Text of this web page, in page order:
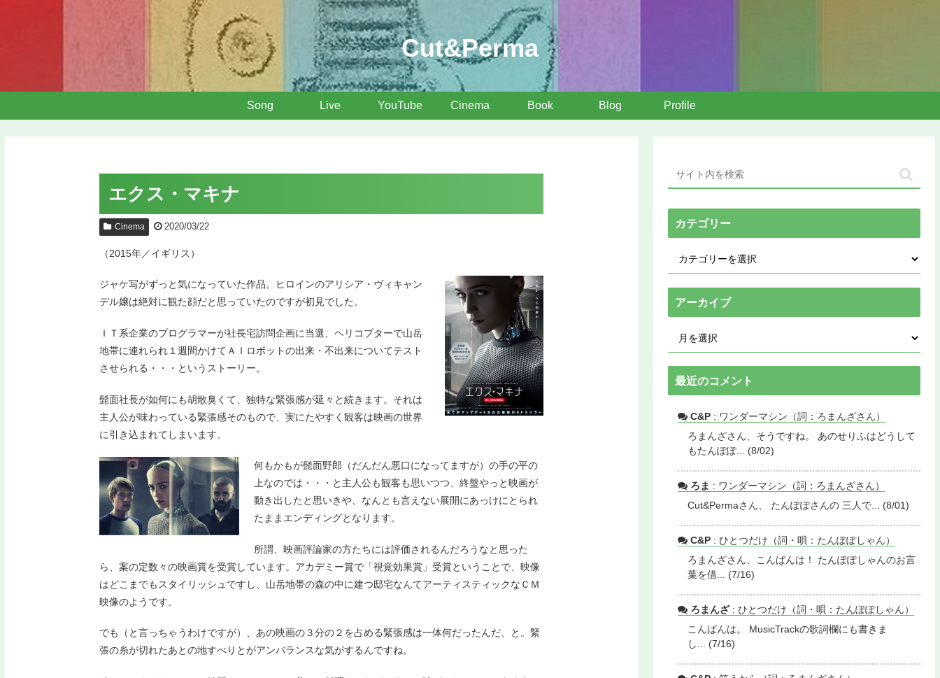
Cut&Perma
Song Live YouTube Cinema Book Blog Profile
エクス・マキナ
Cinema 2020/03/22
（2015年／イギリス）
ジャケ写がずっと気になっていた作品。ヒロインのアリシア・ヴィキャン
デル嬢は絶対に観た顔だと思っていたのですが初見でした。
ＩＴ系企業のプログラマーが社長宅訪問企画に当選、ヘリコプターで山岳
地帯に連れられ１週間かけてＡＩロボットの出来・不出来についてテスト
させられる・・・というストーリー。
髭面社長が如何にも胡散臭くて、独特な緊張感が延々と続きます。それは
主人公が味わっている緊張感そのもので、実にたやすく観客は映画の世界
に引き込まれてしまいます。
何もかもが髭面野郎（だんだん悪口になってますが）の手の平の
上なのでは・・・と主人公も観客も思いつつ、終盤やっと映画が
動き出したと思いきや、なんとも言えない展開にあっけにとられ
たままエンディングとなります。
所謂、映画評論家の方たちには評価されるんだろうなと思った
ら、案の定数々の映画賞を受賞しています。アカデミー賞で「視覚効果賞」受賞ということで、映像
はどこまでもスタイリッシュですし、山岳地帯の森の中に建つ邸宅なんてアーティスティックなＣＭ
映像のようです。
でも（と言っちゃうわけですが）、あの映画の３分の２を占める緊張感は一体何だったんだ、と。緊
張の糸が切れたあとの地すべりとがアンバランスな気がするんですね。
カテゴリー
アーカイブ
最近のコメント
C&P : ワンダーマシン（詞：ろまんざさん）
ろまんざさん、そうですね。 あのせりふはどうして
もたんぽぽ... (8/02)
ろま : ワンダーマシン（詞：ろまんざさん）
Cut&Permaさん、 たんぽぽさんの 三人で... (8/01)
C&P : ひとつだけ（詞・唄：たんぽぽしゃん）
ろまんざさん、こんばんは！ たんぽぽしゃんのお言
葉を借... (7/16)
ろまんざ: ひとつだけ（詞・唄：たんぽぽしゃん）
こんばんは。 MusicTrackの歌詞欄にも書きま
し... (7/16)